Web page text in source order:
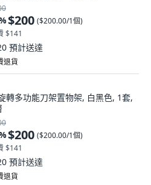
$200 ($200.00/1個)
$141
預計送達
退貨
轉多功能刀架置物架, 白黑色, 1套,
$200 ($200.00/1個)
$141
預計送達
退貨